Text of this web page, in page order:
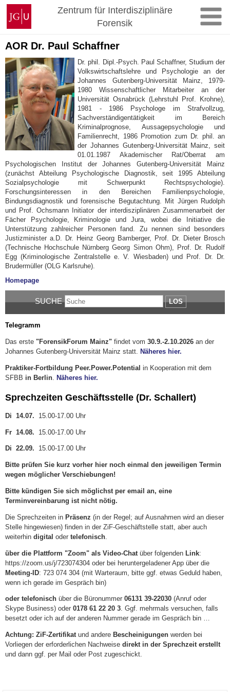
Zum
Inhalt
springen
Johannes
Gutenberg-
Universität
Mainz
Zentrum für Interdisziplinäre
Forensik
AOR Dr. Paul Schaffner
Dr. phil. Dipl.-Psych. Paul Schaffner, Studium der
Volkswirtschaftslehre und Psychologie an der
Johannes Gutenberg-Universität Mainz, 1979-
1980 Wissenschaftlicher Mitarbeiter an der
Universität Osnabrück (Lehrstuhl Prof. Krohne),
1981 - 1986 Psychologe im Strafvollzug,
Sachverständigentätigkeit im Bereich
Kriminalprognose, Aussagepsychologie und
Familienrecht, 1986 Promotion zum Dr. phil. an
der Johannes Gutenberg-Universität Mainz, seit
01.01.1987 Akademischer Rat/Oberrat am
Psychologischen Institut der Johannes Gutenberg-Universität Mainz
(zunächst Abteilung Psychologische Diagnostik, seit 1995 Abteilung
Sozialpsychologie mit Schwerpunkt Rechtspsychologie).
Forschungsinteressen in den Bereichen Familienpsychologie,
Bindungsdiagnostik und forensische Begutachtung. Mit Jürgen Rudolph
und Prof. Ochsmann Initiator der interdisziplinären Zusammenarbeit der
Fächer Psychologie, Kriminologie und Jura, wobei die Initiative die
Unterstützung zahlreicher Personen fand. Zu nennen sind besonders
Justizminister a.D. Dr. Heinz Georg Bamberger, Prof. Dr. Dieter Brosch
(Technische Hochschule Nürnberg Georg Simon Ohm), Prof. Dr. Rudolf
Egg (Kriminologische Zentralstelle e. V. Wiesbaden) und Prof. Dr. Dr.
Brudermüller (OLG Karlsruhe).
Homepage
SUCHE LOS
Telegramm
Das erste "ForensikForum Mainz" findet vom 30.9.-2.10.2026 an der
Johannes Gutenberg-Universität Mainz statt. Näheres hier.
Praktiker-Fortbildung Peer.Power.Potential in Kooperation mit dem
SFBB in Berlin Näheres hier.
Sprechzeiten Geschäftsstelle (Dr. Schallert)
Di 14.07. 15.00-17.00 Uhr
Fr 14.08. 15.00-17.00 Uhr
Di 22.09. 15.00-17.00 Uhr
Bitte prüfen Sie kurz vorher hier noch einmal den jeweiligen Termin
wegen möglicher Verschiebungen!
Bitte kündigen Sie sich möglichst per email an, eine
Terminvereinbarung ist nicht nötig.
Die Sprechzeiten in Präsenz (in der Regel; auf Ausnahmen wird an dieser
Stelle hingewiesen) finden in der ZiF-Geschäftstelle statt, aber auch
weiterhin digital oder telefonisch
über die Plattform "Zoom" als Video-Chat über folgenden Link:
https://zoom.us/j/723074304 oder bei heruntergeladener App über die
Meeting-ID: 723 074 304 (mit Warteraum, bitte ggf. etwas Geduld haben,
wenn ich gerade im Gespräch bin)
oder telefonisch über die Büronummer 06131 39-22030 (Anruf oder
Skype Business) oder 0178 61 22 20 3. Ggf. mehrmals versuchen, falls
besetzt oder ich auf der anderen Nummer gerade im Gespräch bin …
Achtung: ZiF-Zertifikatund andere Bescheinigungen werden bei
Vorliegen der erforderlichen Nachweise direkt in der Sprechzeit erstellt
und dann ggf. per Mail oder Post zugeschickt.